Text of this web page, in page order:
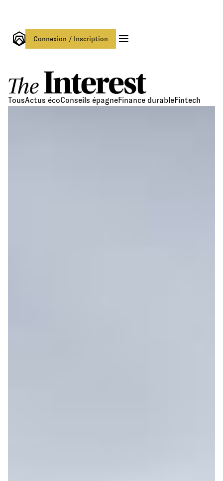
Connexion / Inscription
TousActus écoConseils épagneFinance durableFintech